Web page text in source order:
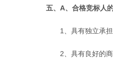
五、 A、 合格竞标人
1 、具有独立承
2 、具有良好的